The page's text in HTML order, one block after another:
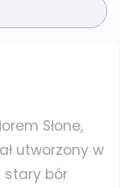
Słone,
utworzony w
stary bór